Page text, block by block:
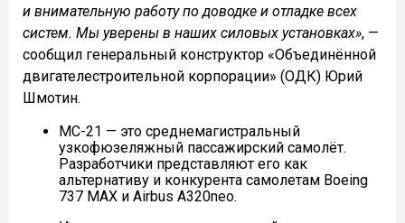
и внимательную работу по доводке и отладке всех
систем. Мы уверены в наших силовых установках», —
сообщил генеральный конструктор «Объединённой
двигателестроительной корпорации» (ОДК) Юрий
Шмотин.
МС-21 — это среднемагистральный
узкофюзеляжный пассажирский самолёт.
Разработчики представляют его как
альтернативу и конкурента самолетам Boeing
737 MAX и Airbus A320neo.